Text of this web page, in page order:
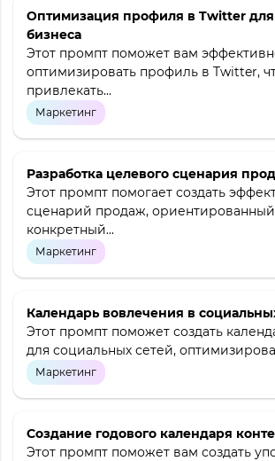
Оптимизация профиля в Twitter для
бизнеса
Этот промпт поможет вам
оптимизировать профиль в Twitter,
привлекать...
Маркетинг
Разработка целевого сценария
Этот промпт помогает создать
сценарий продаж,
конкретный...
Маркетинг
Календарь вовлечения в
Этот промпт поможет создать
для социальных сетей,
Маркетинг
Создание годового календаря
Этот промпт поможет вам создать